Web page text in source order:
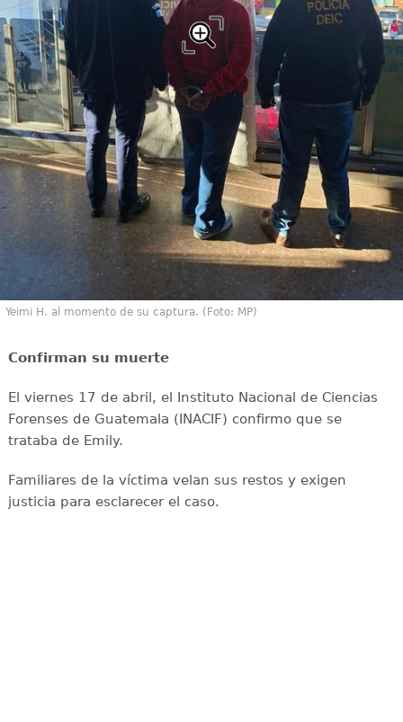
Yeimi H. al momento de su captura. (Foto: MP)
Confirman su muerte
El viernes 17 de abril, el Instituto Nacional de Ciencias
Forenses de Guatemala (INACIF) confirmo que se
trataba de Emily.
Familiares de la víctima velan sus restos y exigen
justicia para esclarecer el caso.